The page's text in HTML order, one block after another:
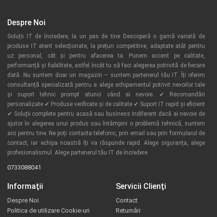
Despre Noi
Soluții IT de încredere, la un pas de tine Descoperă o gamă variată de
produse IT atent selecționate, la prețuri competitive, adaptate atât pentru
uz personal, cât și pentru afacerea ta. Punem accent pe calitate,
performanță și fiabilitate, astfel încât tu să faci alegerea potrivită de fiecare
dată. Nu suntem doar un magazin – suntem partenerul tău IT. Îți oferim
consultanță specializată pentru a alege echipamentul potrivit nevoilor tale
și suport tehnic prompt atunci când ai nevoie. ✔ Recomandări
personalizate ✔ Produse verificate și de calitate ✔ Suport IT rapid și eficient
✔ Soluții complete pentru acasă sau business Indiferent dacă ai nevoie de
ajutor în alegerea unui produs sau întâmpini o problemă tehnică, suntem
aici pentru tine. Ne poți contacta telefonic, prin email sau prin formularul de
contact, iar echipa noastră îți va răspunde rapid. Alege siguranța, alege
profesionalismul. Alege partenerul tău IT de încredere.
0733088041
Informaţii
Despre Noi
Politica de utilizare Cookie-uri
Servicii Clienţi
Contact
Returnări